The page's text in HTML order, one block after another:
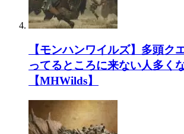
【モンハンワイルズ】多頭ク
ってるところに来ない人多く
【MHWilds】